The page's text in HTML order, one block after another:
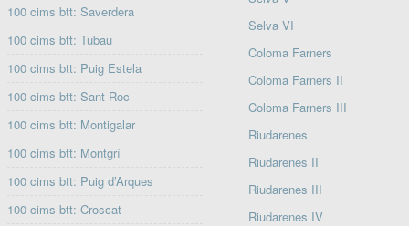
100 cims btt: Saverdera
100 cims btt: Tubau
100 cims btt: Puig Estela
100 cims btt: Sant Roc
100 cims btt: Montigalar
100 cims btt: Montgrí
100 cims btt: Puig d’Arques
100 cims btt: Croscat
Selva VI
Coloma Farners
Coloma Farners II
Coloma Farners III
Riudarenes
Riudarenes II
Riudarenes III
Riudarenes IV